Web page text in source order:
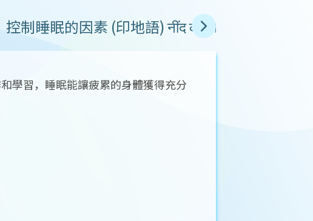
控制睡眠的因素 (印地語) नींद को नियंत्रित करने वाले
學習，睡眠能讓疲累的身體獲得充分